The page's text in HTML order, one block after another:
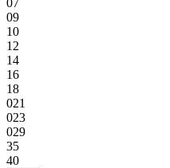
07
09
10
12
14
16
18
021
023
029
35
40